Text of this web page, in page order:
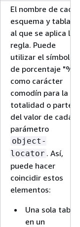
El nombre de cada
esquema y tabla
al que se aplica la
regla. Puede
utilizar el símbolo
de porcentaje "%"
como carácter
comodín para la
totalidad o parte
del valor de cada
parámetro
object-
locator . Así,
puede hacer
coincidir estos
elementos:
Una sola tabla
en un